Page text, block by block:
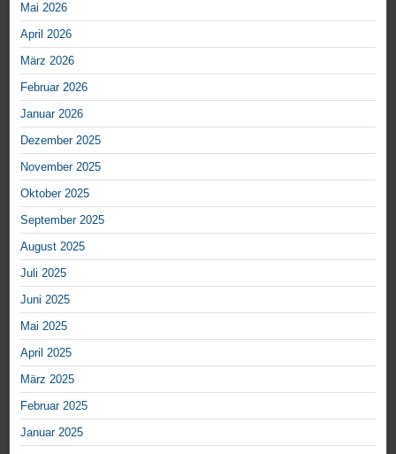
Mai 2026
April 2026
März 2026
Februar 2026
Januar 2026
Dezember 2025
November 2025
Oktober 2025
September 2025
August 2025
Juli 2025
Juni 2025
Mai 2025
April 2025
März 2025
Februar 2025
Januar 2025